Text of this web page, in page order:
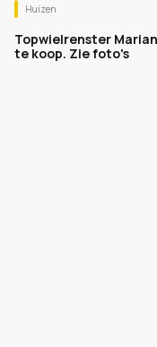
Huizen
Topwielrenster
te koop. Zie foto's